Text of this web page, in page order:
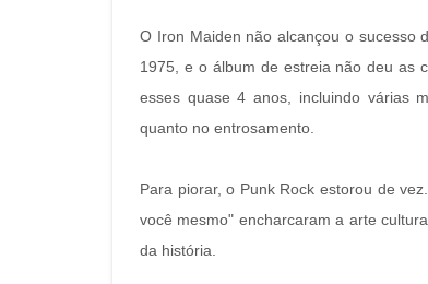
O Iron Maiden não alcançou o sucesso
1975, e o álbum de estreia não deu as
esses quase 4 anos, incluindo várias
quanto no entrosamento.
Para piorar, o Punk Rock estorou de
você mesmo" encharcaram a arte
da história.